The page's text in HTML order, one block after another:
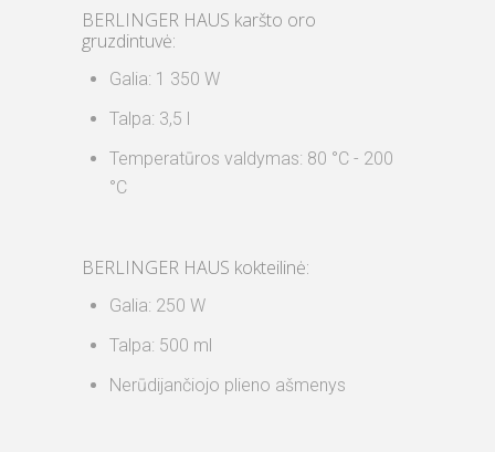
BERLINGER HAUS karšto oro
gruzdintuvė:
Galia: 1 350 W
Talpa: 3,5 l
Temperatūros valdymas: 80 °C - 200
°C
BERLINGER HAUS kokteilinė:
Galia: 250 W
Talpa: 500 ml
Nerūdijančiojo plieno ašmenys